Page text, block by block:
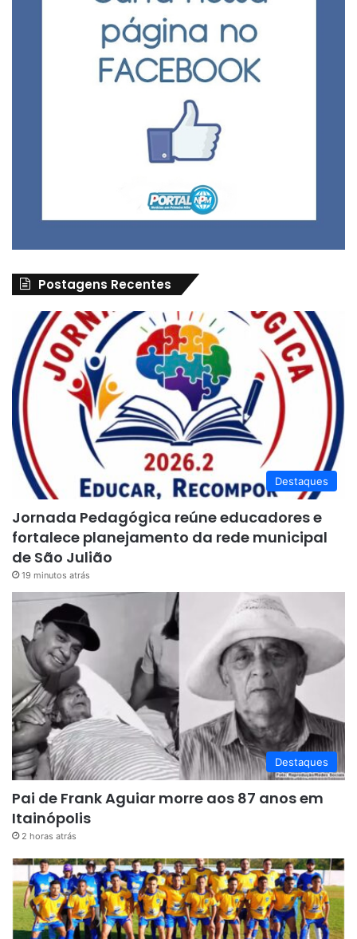
Postagens Recentes
Destaques
Jornada Pedagógica reúne educadores e
fortalece planejamento da rede municipal
de São Julião
19 minutos atrás
Destaques
Pai de Frank Aguiar morre aos 87 anos em
Itainópolis
2 horas atrás